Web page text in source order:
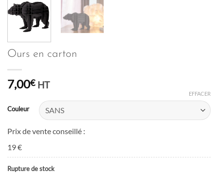
Ours en carton
7,00€ HT
Couleur
EFFACER
Prix de vente conseillé :
19 €
Rupture de stock